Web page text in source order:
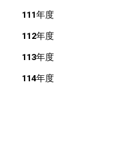
111年度
112年度
113年度
114年度